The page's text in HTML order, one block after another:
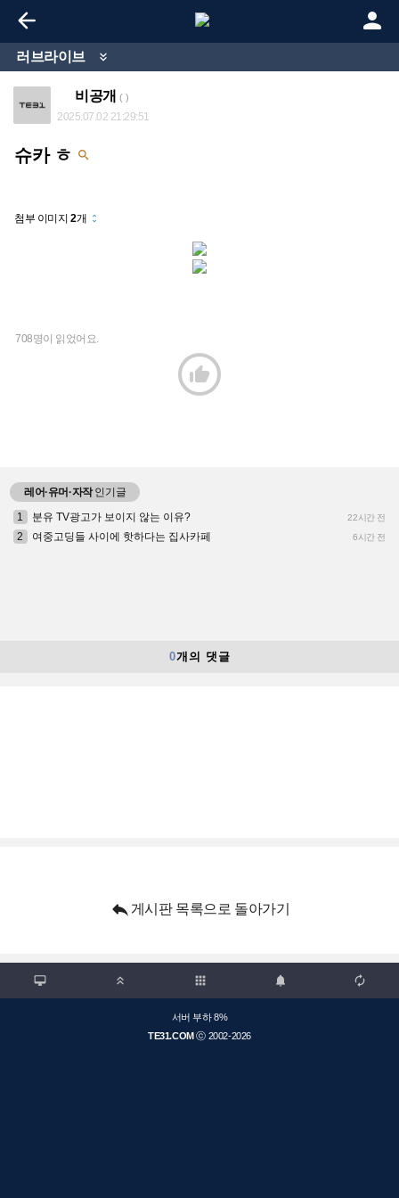
 
러브라이브 
비공개 ( )
2025.07.02 21:29:51
슈카 ㅎ 
첨부 이미지2개 unfold_more
708명이 읽었어요.

레어·유머·자작인기글
1
분유 TV광고가 보이지 않는 이유? 22시간 전
2 여중고딩들 사이에 핫하다는 집사카페 6시간 전
0개의 댓글
 게시판 목록으로 돌아가기
  apps  
서버 부하 8%
TE31.COMⓒ 2002-2026